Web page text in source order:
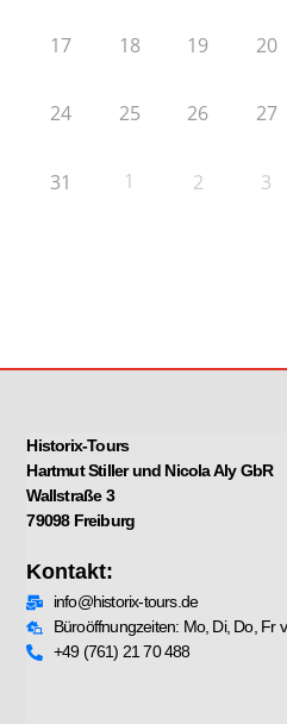
17 18 19 20
24 25 26 27
31 1 2 3
Historix-Tours
Hartmut Stiller und Nicola Aly GbR
Wallstraße 3
79098 Freiburg
Kontakt:
info@historix-tours.de
Büroöffnungzeiten: Mo, Di, Do, Fr
+49 (761) 21 70 488